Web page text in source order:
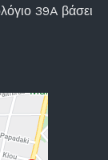
39A βάσει